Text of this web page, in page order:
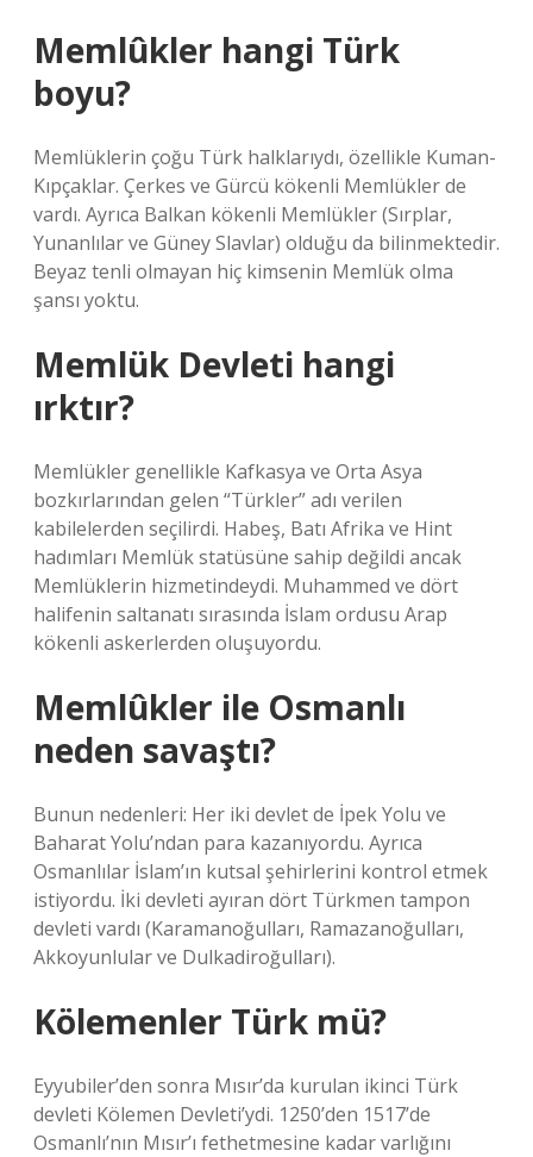
Memlûkler hangi Türk
boyu?
Memlüklerin çoğu Türk halklarıydı, özellikle Kuman-
Kıpçaklar. Çerkes ve Gürcü kökenli Memlükler de
vardı. Ayrıca Balkan kökenli Memlükler (Sırplar,
Yunanlılar ve Güney Slavlar) olduğu da bilinmektedir.
Beyaz tenli olmayan hiç kimsenin Memlük olma
şansı yoktu.
Memlük Devleti hangi
ırktır?
Memlükler genellikle Kafkasya ve Orta Asya
bozkırlarından gelen “Türkler” adı verilen
kabilelerden seçilirdi. Habeş, Batı Afrika ve Hint
hadımları Memlük statüsüne sahip değildi ancak
Memlüklerin hizmetindeydi. Muhammed ve dört
halifenin saltanatı sırasında İslam ordusu Arap
kökenli askerlerden oluşuyordu.
Memlûkler ile Osmanlı
neden savaştı?
Bunun nedenleri: Her iki devlet de İpek Yolu ve
Baharat Yolu’ndan para kazanıyordu. Ayrıca
Osmanlılar İslam’ın kutsal şehirlerini kontrol etmek
istiyordu. İki devleti ayıran dört Türkmen tampon
devleti vardı (Karamanoğulları, Ramazanoğulları,
Akkoyunlular ve Dulkadiroğulları).
Kölemenler Türk mü?
Eyyubiler’den sonra Mısır’da kurulan ikinci Türk
devleti Kölemen Devleti’ydi. 1250’den 1517’de
Osmanlı’nın Mısır’ı fethetmesine kadar varlığını